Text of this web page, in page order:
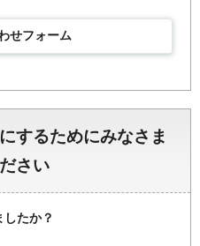
せフォーム
するためにみなさま
さい
たか？